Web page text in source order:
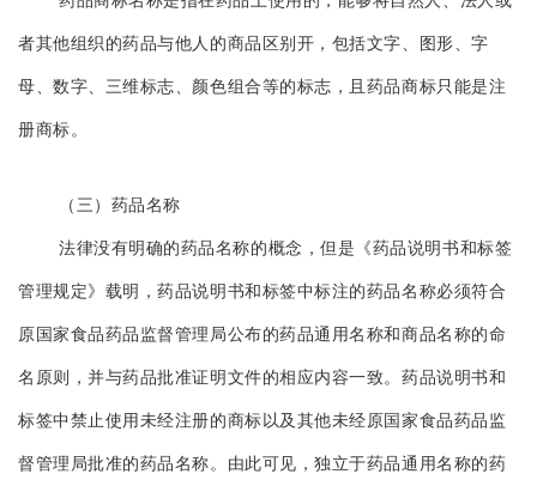
者其他组织的药品与他人的商品区别开，包括文字、图形、字
母、数字、三维标志、颜色组合等的标志，且药品商标只能是注
册商标。
（三）药品名称
法律没有明确的药品名称的概念，但是《药品说明书和标签
管理规定》载明，药品说明书和标签中标注的药品名称必须符合
原国家食品药品监督管理局公布的药品通用名称和商品名称的命
名原则，并与药品批准证明文件的相应内容一致。药品说明书和
标签中禁止使用未经注册的商标以及其他未经原国家食品药品监
督管理局批准的药品名称。由此可见，独立于药品通用名称的药